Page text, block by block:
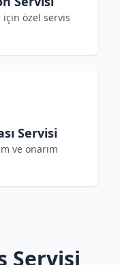
için özel servis
Servisi
ve onarım
Servisi